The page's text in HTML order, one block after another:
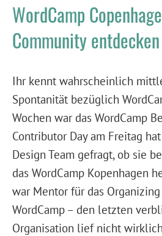
WordCamp
Community entdecken
Ihr kennt wahrscheinlich
Spontanität bezüglich
Wochen war das WordCamp
Contributor Day am Freitag
Design Team gefragt, ob sie
das WordCamp Kopenhagen
war Mentor für das Organizing
WordCamp – den letzten
Organisation lief nicht